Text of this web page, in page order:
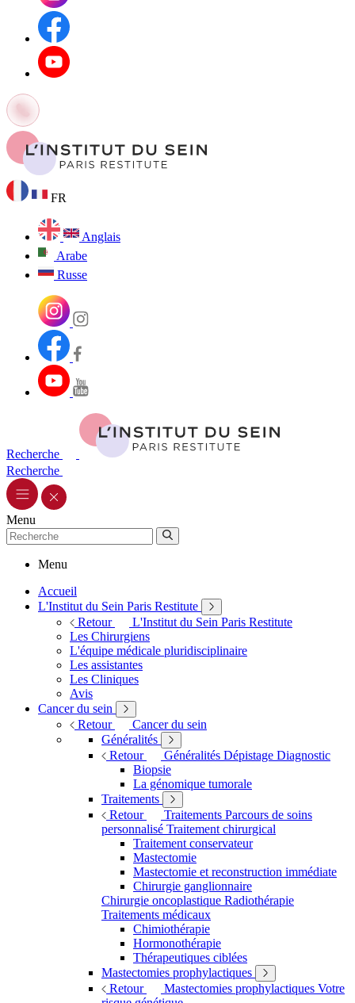
FR
Anglais
Arabe
Russe
Recherche
Recherche
Menu
Menu
Accueil
L'Institut du Sein Paris Restitute
Retour
L'Institut du Sein Paris Restitute
Les Chirurgiens
L'équipe médicale pluridisciplinaire
Les assistantes
Les Cliniques
Avis
Cancer du sein
Retour
Cancer du sein
Généralités
Retour
Généralités Dépistage Diagnostic
Biopsie
La génomique tumorale
Traitements
Retour
Traitements Parcours de soins
personnalisé Traitement chirurgical
Traitement conservateur
Mastectomie
Mastectomie et reconstruction immédiate
Chirurgie ganglionnaire
Chirurgie oncoplastique Radiothérapie
Traitements médicaux
Chimiothérapie
Hormonothérapie
Thérapeutiques ciblées
Mastectomies prophylactiques
Retour
Mastectomies prophylactiques Votre